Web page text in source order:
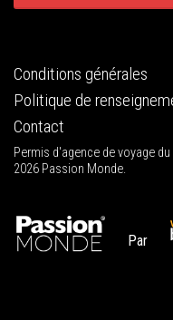
Conditions générales
Politique de
Contact
Permis d'agence de voyage
2026 Passion Monde.
Par